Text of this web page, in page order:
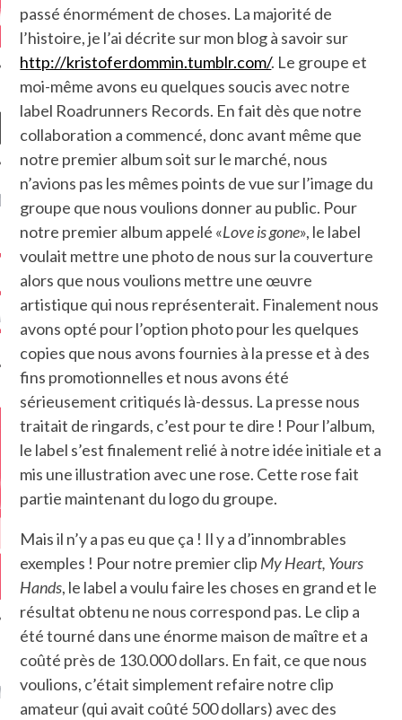
CRITIQUES
7.6
DUDE’S REV...
5.4
CLAN – A BE...
– HEL...
KARMA –
ANNIVERSAIRE
passé énormément de choses. La majorité de
l’histoire, je l’ai décrite sur mon blog à savoir sur
http://kristoferdommin.tumblr.com/. Le groupe et
moi-même avons eu quelques soucis avec notre
label Roadrunners Records. En fait dès que notre
collaboration a commencé, donc avant même que
notre premier album soit sur le marché, nous
n’avions pas les mêmes points de vue sur l’image du
groupe que nous voulions donner au public. Pour
notre premier album appelé «Love is gone», le label
voulait mettre une photo de nous sur la couverture
alors que nous voulions mettre une œuvre
artistique qui nous représenterait. Finalement nous
avons opté pour l’option photo pour les quelques
copies que nous avons fournies à la presse et à des
fins promotionnelles et nous avons été
sérieusement critiqués là-dessus. La presse nous
traitait de ringards, c’est pour te dire ! Pour l’album,
le label s’est finalement relié à notre idée initiale et a
mis une illustration avec une rose. Cette rose fait
partie maintenant du logo du groupe.
Mais il n’y a pas eu que ça ! Il y a d’innombrables
exemples ! Pour notre premier clip My Heart, Yours
Hands, le label a voulu faire les choses en grand et le
résultat obtenu ne nous correspond pas. Le clip a
été tourné dans une énorme maison de maître et a
coûté près de 130.000 dollars. En fait, ce que nous
voulions, c’était simplement refaire notre clip
amateur (qui avait coûté 500 dollars) avec des